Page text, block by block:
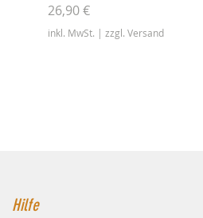
Preis
26,90 €
inkl. MwSt. | zzgl. Versand
Hilfe